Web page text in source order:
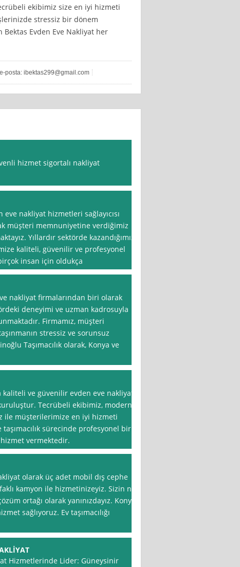
ekibimiz size en iyi hizmeti
stressiz bir dönem
Bektas Evden Eve Nakliyat her
e-posta: ibektas299@gmail.com
hizmet sigortalı nakliyat
eve nakliyat hizmetleri sağlayıcısı
müşteri memnuniyetine verdiğimiz
Yıllardır sektörde kazandığımız
kaliteli, güvenilir ve profesyonel
insan için oldukça
nakliyat firmalarından biri olarak
deneyimi ve uzman kadrosuyla
Firmamız, müşteri
stressiz ve sorunsuz
Taşımacılık olarak, Konya ve
kaliteli ve güvenilir evden eve nakliyat
Tecrübeli ekibimiz, modern
ile müşterilerimize en iyi hizmeti
sürecinde profesyonel bir
vermektedir.
olarak üç adet mobil dış cephe
kamyon ile hizmetinizeyiz. Sizin ne
ortağı olarak yanınızdayız. Konya
sağlıyoruz. Ev taşımacılığı
Hizmetlerinde Lider: Güneysinir